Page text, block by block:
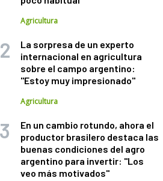
Agricultura
La sorpresa de un experto
internacional en agricultura
sobre el campo argentino:
"Estoy muy impresionado"
Agricultura
En un cambio rotundo, ahora el
productor brasilero destaca las
buenas condiciones del agro
argentino para invertir: "Los
veo más motivados"